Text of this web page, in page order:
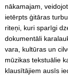
nākamajam,
ietērpts ģitāras
riteņi, kuri sparīgi
dokumentāli
vara, kultūras un
mūzikas tekstuālie
klausītājiem ausīs